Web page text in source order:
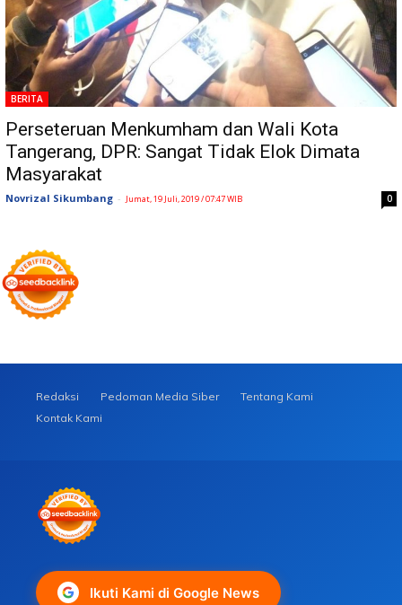
BERITA
Perseteruan Menkumham dan Wali Kota
Tangerang, DPR: Sangat Tidak Elok Dimata
Masyarakat
Novrizal Sikumbang - Jumat, 19 Juli, 2019 / 07:47 WIB 0
Redaksi Pedoman Media Siber
Tentang Kami
Kontak Kami
Ikuti Kami di Google News